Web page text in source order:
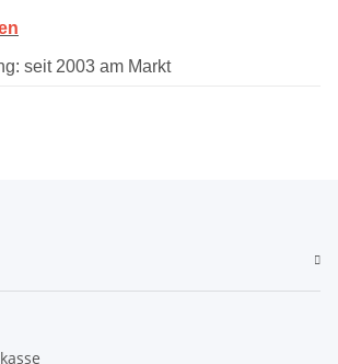
seit 2003 am Markt